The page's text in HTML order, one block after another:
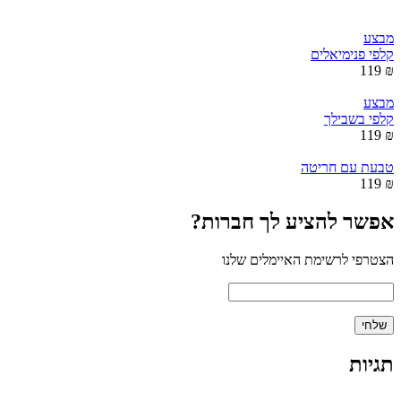
מבצע
קלפי פנימיאלים
₪ 119
מבצע
קלפי בשבילך
₪ 119
טבעת עם חריטה
₪ 119
אפשר להציע לך חברות?
הצטרפי לרשימת האיימלים שלנו
תגיות